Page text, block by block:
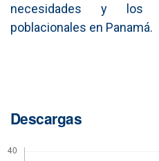
necesidades y los
poblacionales en Panamá.
Descargas